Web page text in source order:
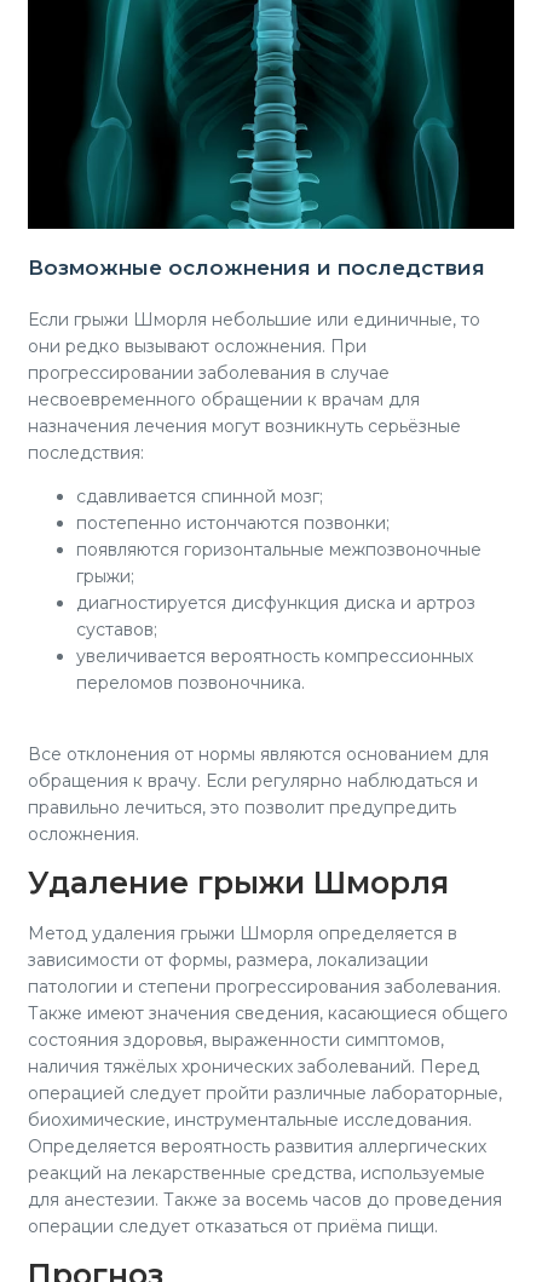
Возможные осложнения и последствия
Если грыжи Шморля небольшие или единичные, то
они редко вызывают осложнения. При
прогрессировании заболевания в случае
несвоевременного обращении к врачам для
назначения лечения могут возникнуть серьёзные
последствия:
сдавливается спинной мозг;
постепенно истончаются позвонки;
появляются горизонтальные межпозвоночные
грыжи;
диагностируется дисфункция диска и артроз
суставов;
увеличивается вероятность компрессионных
переломов позвоночника.
Все отклонения от нормы являются основанием для
обращения к врачу. Если регулярно наблюдаться и
правильно лечиться, это позволит предупредить
осложнения.
Удаление грыжи Шморля
Метод удаления грыжи Шморля определяется в
зависимости от формы, размера, локализации
патологии и степени прогрессирования заболевания.
Также имеют значения сведения, касающиеся общего
состояния здоровья, выраженности симптомов,
наличия тяжёлых хронических заболеваний. Перед
операцией следует пройти различные лабораторные,
биохимические, инструментальные исследования.
Определяется вероятность развития аллергических
реакций на лекарственные средства, используемые
для анестезии. Также за восемь часов до проведения
операции следует отказаться от приёма пищи.